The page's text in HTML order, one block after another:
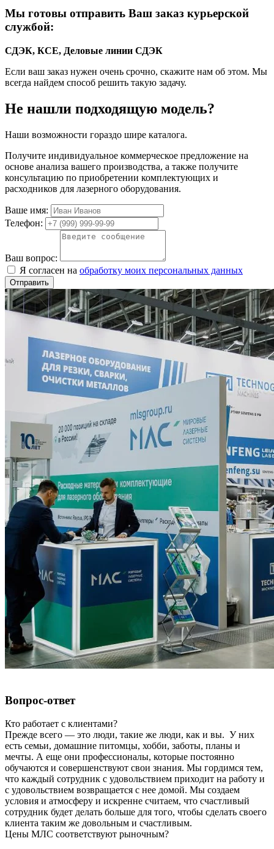
Мы готовы отправить Ваш заказ курьерской
службой:
СДЭК, КСЕ, Деловые линии СДЭК
Если ваш заказ нужен очень срочно, скажите нам об этом. Мы
всегда найдем способ решить такую задачу.
Не нашли подходящую модель?
Наши возможности гораздо шире каталога.
Получите индивидуальное коммерческое предложение на
основе анализа вашего производства, а также получите
консультацию по приобретении комплектующих и
расходников для лазерного оборудования.
Ваше имя:
Телефон:
Ваш вопрос:
Я согласен на обработку моих персональных данных
Отправить
Вопрос-ответ
Кто работает с клиентами?
Прежде всего — это люди, такие же люди, как и вы. У них
есть семьи, домашние питомцы, хобби, заботы, планы и
мечты. А еще они профессионалы, которые постоянно
обучаются и совершенствуют свои знания. Мы гордимся тем,
что каждый сотрудник с удовольствием приходит на работу и
с удовольствием возвращается с нее домой. Мы создаем
условия и атмосферу и искренне считаем, что счастливый
сотрудник будет делать больше для того, чтобы сделать своего
клиента таким же довольным и счастливым.
Цены МЛС соответствуют рыночным?